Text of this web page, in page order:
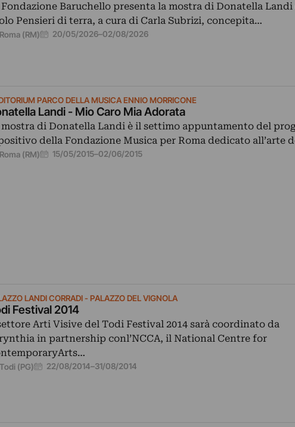
Fondazione Baruchello presenta la mostra di Donatella Landi
Pensieri di terra, a cura di Carla Subrizi, concepita…
Roma (RM) 20/05/2026–02/08/2026
PARCO DELLA MUSICA ENNIO MORRICONE
Landi - Mio Caro Mia Adorata
mostra di Donatella Landi è il settimo appuntamento del
della Fondazione Musica per Roma dedicato all’arte
Roma (RM) 15/05/2015–02/06/2015
LANDI CORRADI - PALAZZO DEL VIGNOLA
Festival 2014
Arti Visive del Todi Festival 2014 sarà coordinato da
in partnership conl’NCCA, il National Centre for
Todi (PG) 22/08/2014–31/08/2014